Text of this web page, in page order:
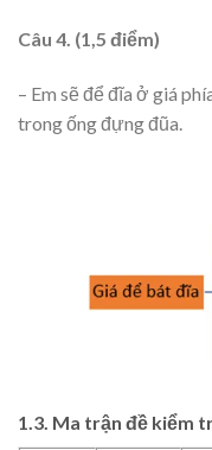
Câu 4. (1,5 điểm)
– Em sẽ để đĩa ở giá
trong ống đựng đũa.
1.3. Ma trận đề kiểm